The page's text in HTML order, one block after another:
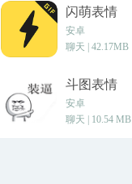
务。 您可以把音频或视频
里挑选一种。 请稍候，待
行内容确认，确认无误后
键导出结果，马上就能用于
用场景 企业会议记录与整
字幕制作 影视后期字幕编
闪萌表情
安卓
聊天 | 42.17MB
斗图表情
安卓
聊天 | 10.54 MB